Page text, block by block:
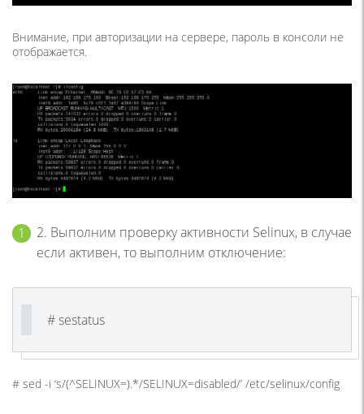
Внимание, при авторизации на сервере, пароль в консоли не
отображается.
2. Выполним проверку активности Selinux, в случае
если активен, то выполним отключение:
# sestatus
# sed -i ‘s/(^SELINUX=).*/SELINUX=disabled/’ /etc/selinux/config